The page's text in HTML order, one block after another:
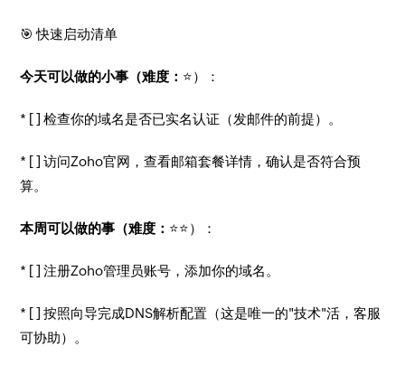
🎯 快速启动清单
今天可以做的小事（难度： ⭐）：
* [ ] 检查你的域名是否已实名认证（发邮件的前提）。
* [ ] 访问Zoho官网，查看邮箱套餐详情，确认是否符合预
算。
本周可以做的事（难度： ⭐⭐）：
* [ ] 注册Zoho管理员账号，添加你的域名。
* [ ] 按照向导完成DNS解析配置（这是唯一的"技术"活，客服
可协助）。